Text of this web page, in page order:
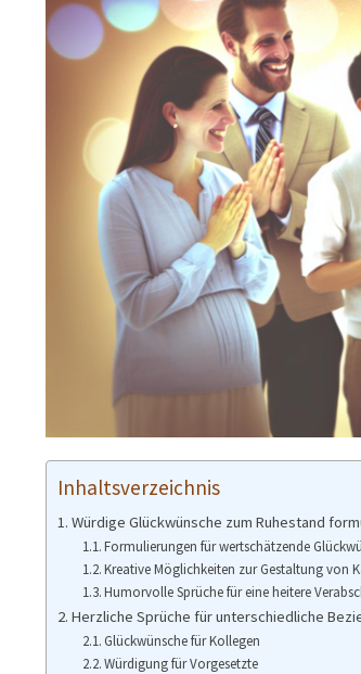
Inhaltsverzeichnis
Würdige Glückwünsche zum Ruhestand
Formulierungen für wertschätzende
Kreative Möglichkeiten zur Gestaltung von
Humorvolle Sprüche für eine heitere
Herzliche Sprüche für unterschiedliche
Glückwünsche für Kollegen
Würdigung für Vorgesetzte